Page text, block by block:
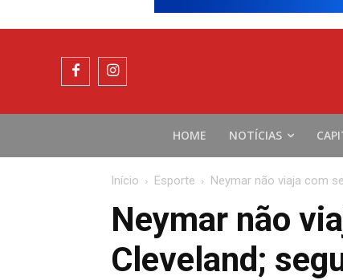
HOME NOTÍCIAS
Início Esporte Neymar não viaja com
Neymar não
Cleveland;